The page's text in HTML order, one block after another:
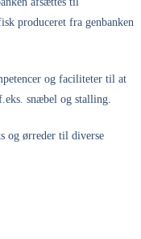
produceret fra genbanken
og faciliteter til at
snæbel og stalling.
og ørreder til diverse